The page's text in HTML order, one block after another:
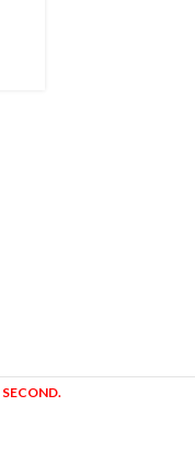
SECOND.